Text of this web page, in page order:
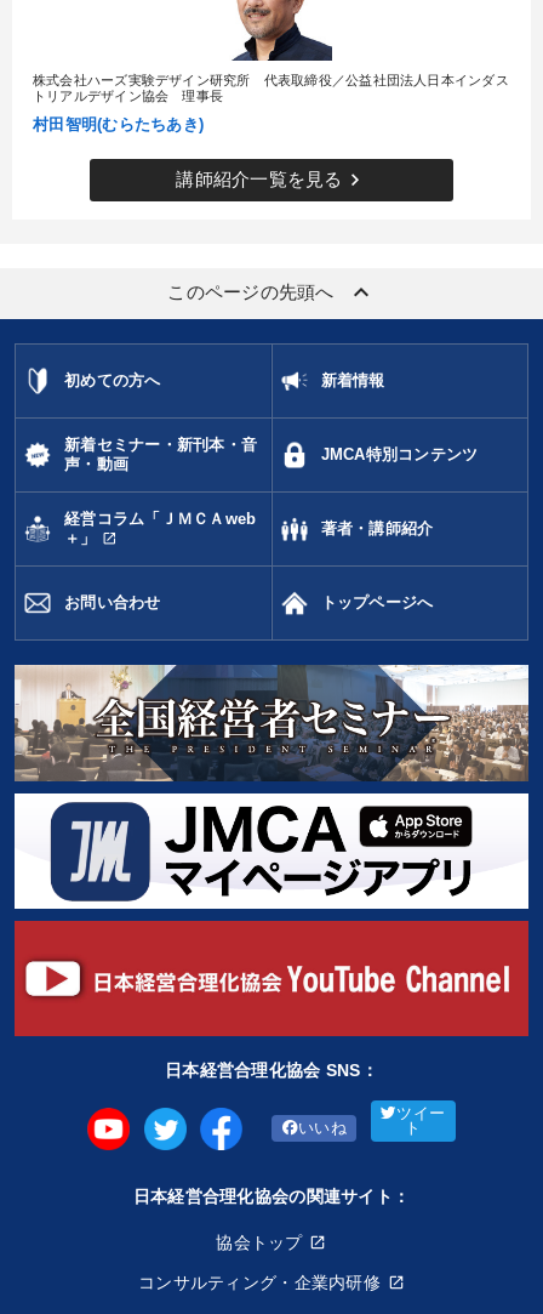
株式会社ハーズ実験デザイン研究所 代表取締役／公益社団法人日本インダス
トリアルデザイン協会 理事長
村田智明(むらたちあき)
講師紹介一覧を見る keyboard_arrow_right
このページの先頭へ keyboard_arrow_up
初めての方へ 新着情報
新着セミナー・新刊本・音
声・動画
JMCA特別コンテンツ
経営コラム「ＪＭＣＡweb
＋」
open_in_new
著者・講師紹介
お問い合わせ トップページへ
日本経営合理化協会 SNS：
いいね
ツイー
ト
日本経営合理化協会の関連サイト：
協会トップ
コンサルティング・企業内研修